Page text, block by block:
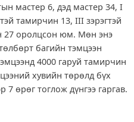
мастер 6, дэд мастер 34, I
тамирчин 13, III зэрэгтэй
27 оролцсон юм. Мөн энэ
багийн тэмцээн
4000 гаруй тамирчин
хувийн төрөлд бүх
өрөг тоглож дүнгээ гаргав.